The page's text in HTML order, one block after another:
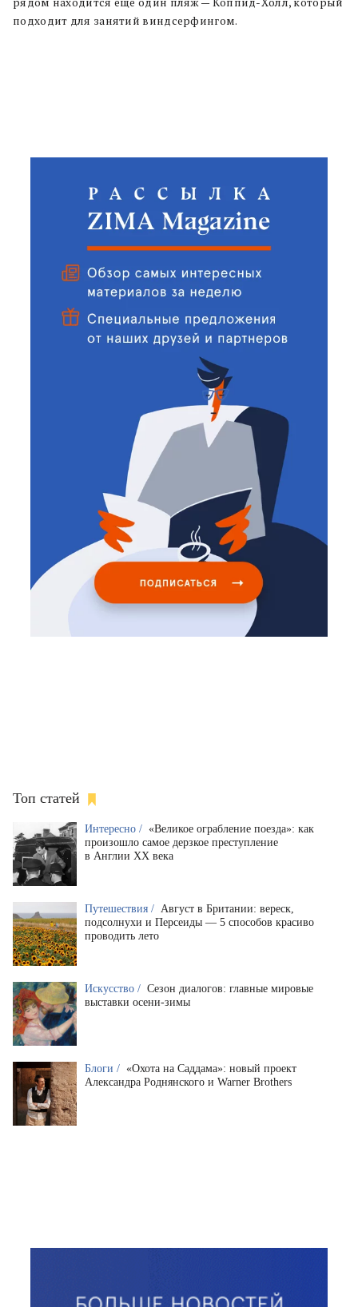
подходит для занятий виндсерфингом.
Топ статей
Интересно / «Великое ограбление поезда»: как
произошло самое дерзкое преступление
в Англии XX века
Путешествия / Август в Британии: вереск,
подсолнухи и Персеиды — 5 способов красиво
проводить лето
Искусство / Сезон диалогов: главные мировые
выставки осени-зимы
Блоги / «Охота на Саддама»: новый проект
Александра Роднянского и Warner Brothers